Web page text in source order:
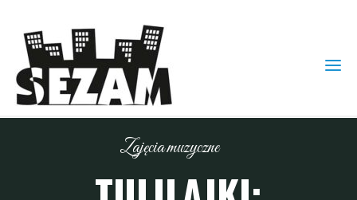
Zajęcia muzyczne